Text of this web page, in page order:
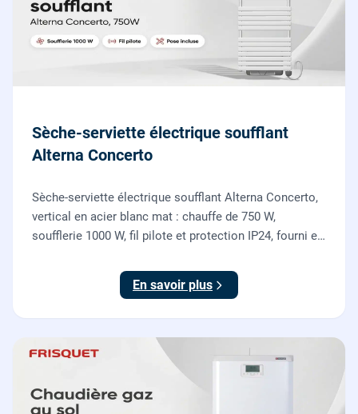
Sèche-serviette électrique soufflant
Alterna Concerto
Sèche-serviette électrique soufflant Alterna Concerto,
vertical en acier blanc mat : chauffe de 750 W,
soufflerie 1000 W, fil pilote et protection IP24, fourni et
En savoir plus